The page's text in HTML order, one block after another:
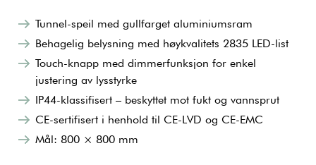
Tunnel-speil med gullfarget aluminiumsram
Behagelig belysning med høykvalitets 2835 LED-list
Touch-knapp med dimmerfunksjon for enkel
justering av lysstyrke
IP44-klassifisert – beskyttet mot fukt og vannsprut
CE-sertifisert i henhold til CE-LVD og CE-EMC
Mål: 800 × 800 mm